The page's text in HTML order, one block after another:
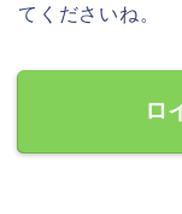
てくださいね。
ロ